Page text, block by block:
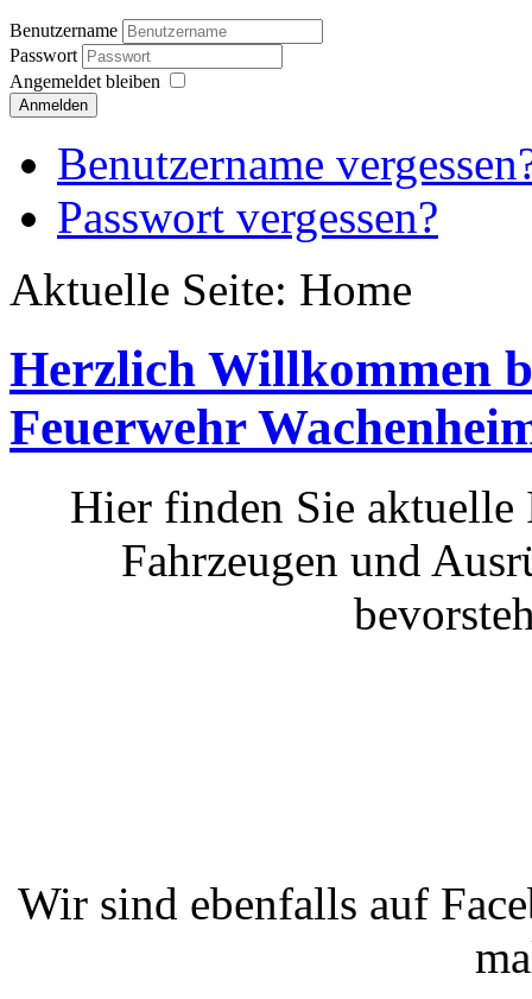
Benutzername
Passwort
Angemeldet bleiben
Anmelden
Benutzername
Passwort vergessen?
Aktuelle Seite: Home
Herzlich Willkommen
Feuerwehr
Hier finden Sie aktuelle
Fahrzeugen und
Wir sind ebenfalls auf